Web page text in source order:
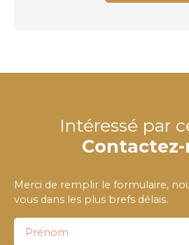
Intéressé par
Merci de remplir le formulaire,
vous dans les plus brefs délais.
Prénom